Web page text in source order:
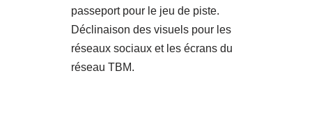
passeport pour le jeu de piste.
Déclinaison des visuels pour les
réseaux sociaux et les écrans du
réseau TBM.